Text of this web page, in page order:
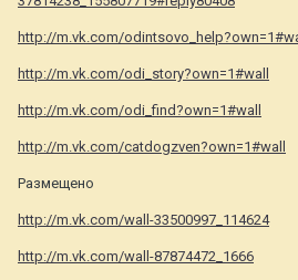
http://m.vk.com/
http://m.vk.com/odi_story?own=1#wall
http://m.vk.com/odi_find?own=1#wall
http://m.vk.com/catdogzven?own=1#wall
Размещено
http://m.vk.com/wall-33500997_114624
http://m.vk.com/wall-87874472_1666